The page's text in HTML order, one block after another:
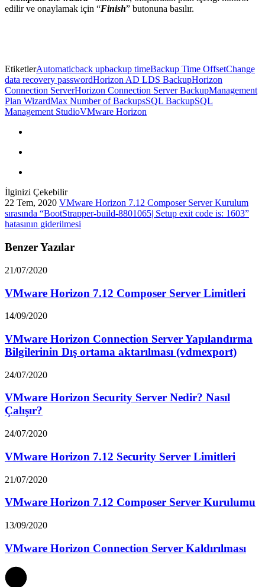
edilir ve onaylamak için “Finish” butonuna basılır.
EtiketlerAutomaticback upbackup timeBackup Time OffsetChange
data recovery passwordHorizon AD LDS BackupHorizon
Connection ServerHorizon Connection Server BackupManagement
Plan WizardMax Number of BackupsSQL BackupSQL
Management StudioVMware Horizon
İlginizi Çekebilir
22 Tem, 2020 VMware Horizon 7.12 Composer Server Kurulum
sırasında “BootStrapper-build-8801065| Setup exit code is: 1603”
hatasının giderilmesi
Benzer Yazılar
21/07/2020
VMware Horizon 7.12 Composer Server Limitleri
14/09/2020
VMware Horizon Connection Server Yapılandırma
Bilgilerinin Dış ortama aktarılması (vdmexport)
24/07/2020
VMware Horizon Security Server Nedir? Nasıl
Çalışır?
24/07/2020
VMware Horizon 7.12 Security Server Limitleri
21/07/2020
VMware Horizon 7.12 Composer Server Kurulumu
13/09/2020
VMware Horizon Connection Server Kaldırılması